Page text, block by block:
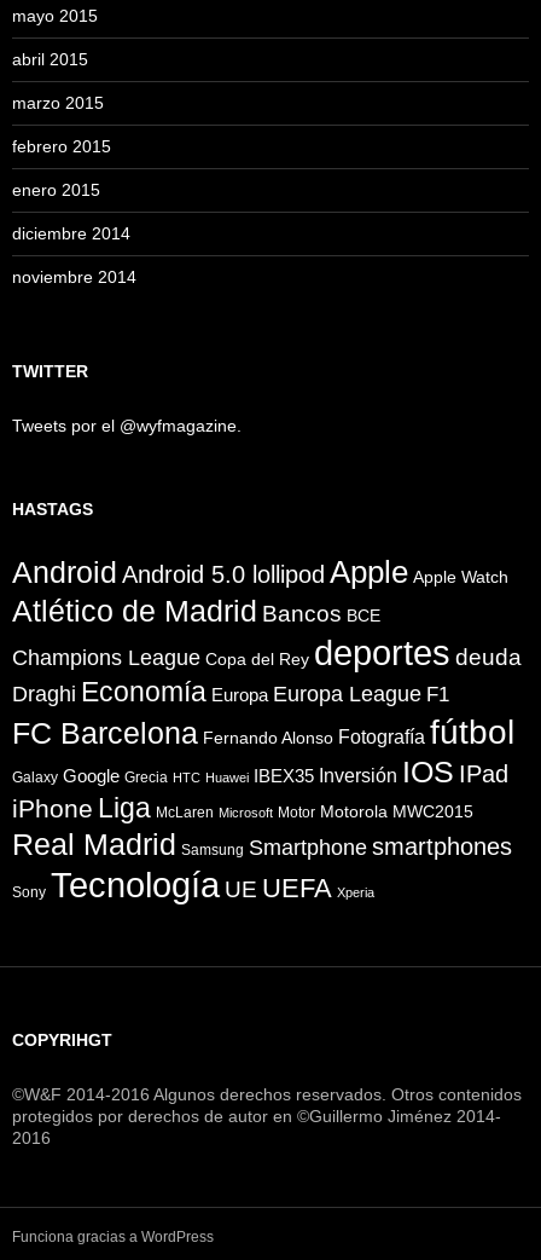
mayo 2015
abril 2015
marzo 2015
febrero 2015
enero 2015
diciembre 2014
noviembre 2014
TWITTER
Tweets por el @wyfmagazine.
HASTAGS
Android Android 5.0 lollipod Apple Apple Watch
Atlético de Madrid Bancos BCE
Champions League Copa del Rey deportes deuda
Draghi Economía Europa Europa League F1
FC Barcelona Fernando Alonso Fotografía fútbol
Galaxy Google Grecia HTC Huawei IBEX35 Inversión IOS IPad
iPhone Liga McLaren Microsoft Motor Motorola MWC2015
Real Madrid Samsung Smartphone smartphones
Sony Tecnología UE UEFA Xperia
COPYRIHGT
©W&F 2014-2016 Algunos derechos reservados. Otros contenidos
protegidos por derechos de autor en ©Guillermo Jiménez 2014-
2016
Funciona gracias a WordPress